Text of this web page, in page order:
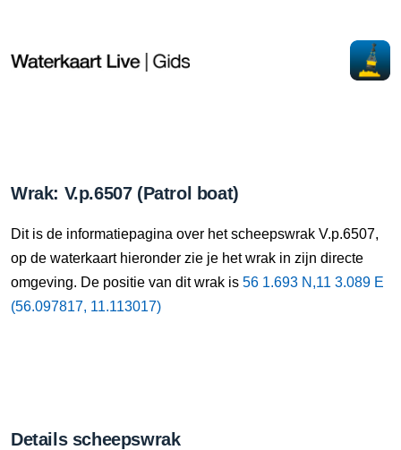
Wrak: V.p.6507 (Patrol boat)
Dit is de informatiepagina over het scheepswrak V.p.6507,
op de waterkaart hieronder zie je het wrak in zijn directe
omgeving. De positie van dit wrak is 56 1.693 N,11 3.089 E
(56.097817, 11.113017)
Details scheepswrak